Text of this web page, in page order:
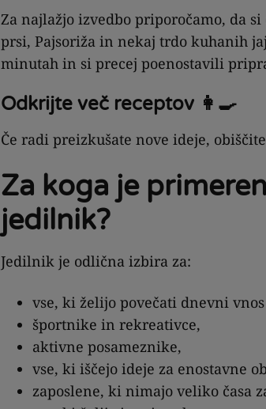
Za najlažjo izvedbo priporočamo, da
prsi, Pajsoriža in nekaj trdo kuhanih
minutah in si precej poenostavili
Odkrijte več receptov 👩‍🍳
Če radi preizkušate nove ideje,
Za koga je
jedilnik?
Jedilnik je odlična izbira za:
vse, ki želijo povečati dnevni
športnike in rekreativce,
aktivne posameznike,
vse, ki iščejo ideje za enostavne
zaposlene, ki nimajo veliko časa